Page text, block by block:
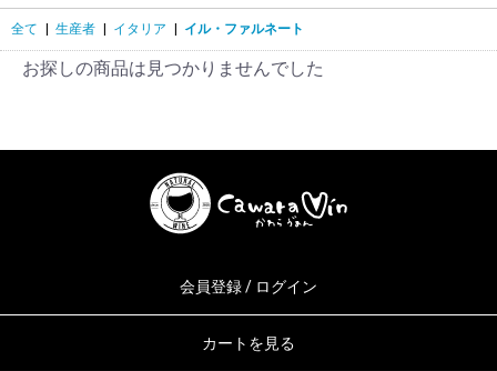
全て 生産者 イタリア イル・ファルネート
お探しの商品は見つかりませんでした
会員登録 / ログイン
カートを見る